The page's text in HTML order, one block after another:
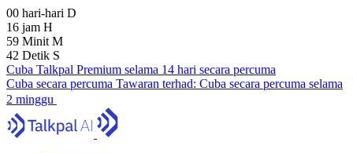
00 hari-hari D
16 jam H
59 Minit M
41 Detik S
Cuba Talkpal Premium selama 14 hari secara percuma
Cuba secara percuma Tawaran terhad: Cuba secara percuma selama
2 minggu